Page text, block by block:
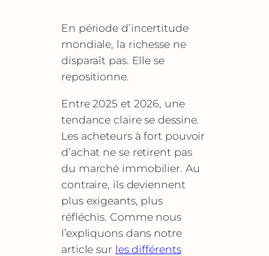
En période d’incertitude
mondiale, la richesse ne
disparaît pas. Elle se
repositionne.
Entre 2025 et 2026, une
tendance claire se dessine.
Les acheteurs à fort pouvoir
d’achat ne se retirent pas
du marché immobilier. Au
contraire, ils deviennent
plus exigeants, plus
réfléchis. Comme nous
l’expliquons dans notre
article sur les différents